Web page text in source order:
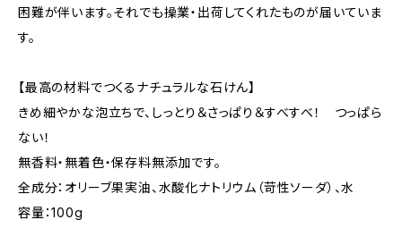
困難が伴います。それでも操業・出荷してくれたものが届いていま
す。
【最高の材料でつくるナチュラルな石けん】
きめ細やかな泡立ちで、しっとり＆さっぱり＆すべすべ！ つっぱら
ない！
無香料・無着色・保存料無添加です。
全成分：オリーブ果実油、水酸化ナトリウム（苛性ソーダ）、水
容量：100g